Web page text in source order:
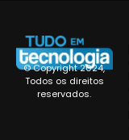
© Copyright 2024,
Todos os direitos
reservados.